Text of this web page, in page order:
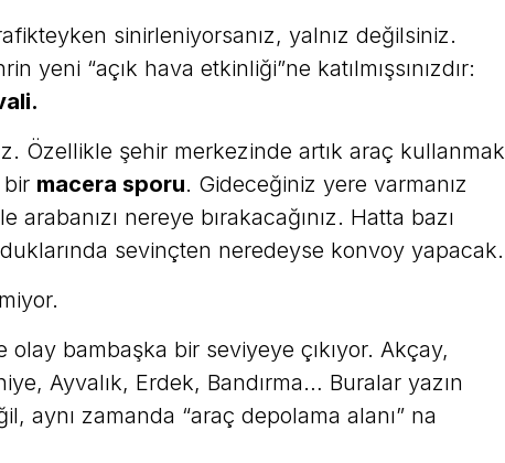
sinirleniyorsanız, yalnız değilsiniz.
yeni “açık hava etkinliği”ne katılmışsınızdır:
Özellikle şehir merkezinde artık araç kullanmak
bir macera sporu. Gideceğiniz yere varmanız
arabanızı nereye bırakacağınız. Hatta bazı
sevinçten neredeyse konvoy yapacak.
olay bambaşka bir seviyeye çıkıyor. Akçay,
Ayvalık, Erdek, Bandırma… Buralar yazın
aynı zamanda “araç depolama alanı” na